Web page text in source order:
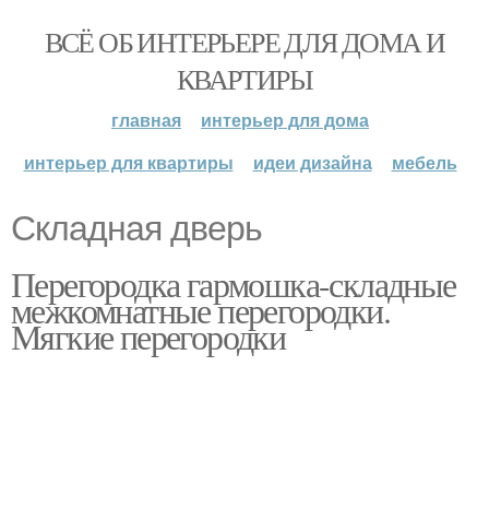
ВСЁ ОБ ИНТЕРЬЕРЕ ДЛЯ ДОМА И
КВАРТИРЫ
главная
интерьер для дома
интерьер для квартиры
идеи дизайна мебель
Складная дверь
Перегородка гармошка-складные
межкомнатные перегородки.
Мягкие перегородки